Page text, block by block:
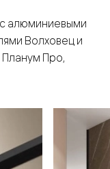
алюминиевыми
Волховец и
Про,